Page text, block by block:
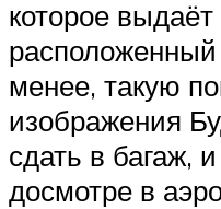
которое
менее, такую
изображения
сдать в багаж,
досмотре в